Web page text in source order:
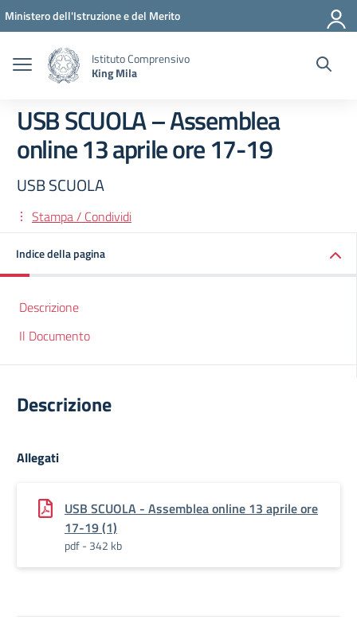
Vai ai contenuti
Vai al menu di navigazione
Vai al footer
Ministero dell'Istruzione e del Merito
Istituto Comprensivo
King Mila
USB SCUOLA – Assemblea
online 13 aprile ore 17-19
USB SCUOLA
Stampa / Condividi
Indice della pagina
Descrizione
Il Documento
Descrizione
Allegati
USB SCUOLA - Assemblea online 13 aprile ore
17-19 (1)
pdf - 342 kb